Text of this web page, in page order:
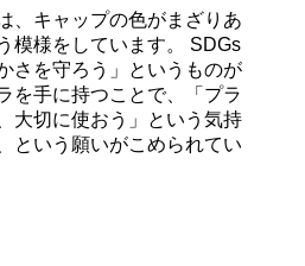
、キャップの色がまざりあ
模様をしています。 SDGs
さを守ろう」というものが
を手に持つことで、「プラ
大切に使おう」という気持
という願いがこめられてい